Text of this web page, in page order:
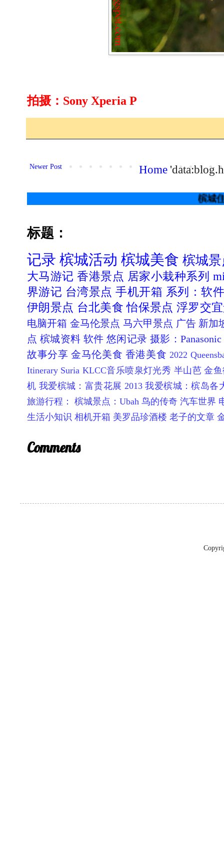
拍摄：Sony Xperia P
Newer Post Home
槟城住行吃喝玩乐 唯一
标题：
记录 槟城活动 槟城美食 槟城
大马游记 香港景点 居家小栽种系列
界游记 台湾景点 手机开箱 系列：软
伊朗景点 台北美食 怡保景点 浮罗交
电脑开箱 金马伦景点 马六甲景点 广告 新加
点 槟城资料 软件 悠闲记录 摄影：
故事分享 金马伦美食 香港美食 2022
Itinerary Suria KLCC音乐喷泉灯光秀 半山芭 金
机 我爱槟城：富贵花展 2013 我爱槟城：槟岛各
旅游行程：
槟城景点：Ubah 鸟的传奇 汽车世界
生活小知识 相机开箱 美罗品珍酒楼 老子的文章
Comments